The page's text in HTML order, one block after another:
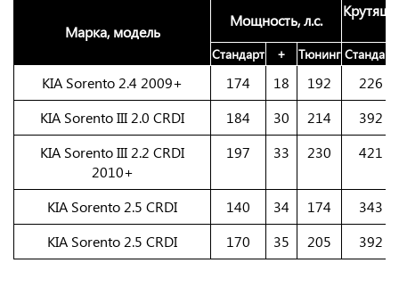
Марка, модель
Мощность, л.с.
Стандарт + Тюнинг Стандарт
KIA Sorento 2.4 2009+ 174 18 192
226
KIA Sorento III 2.0 CRDI
184 30 214
392
KIA Sorento III 2.2 CRDI
2010+
197 33 230 421
KIA Sorento 2.5 CRDI 140 34 174
343
KIA Sorento 2.5 CRDI
170 35 205 392